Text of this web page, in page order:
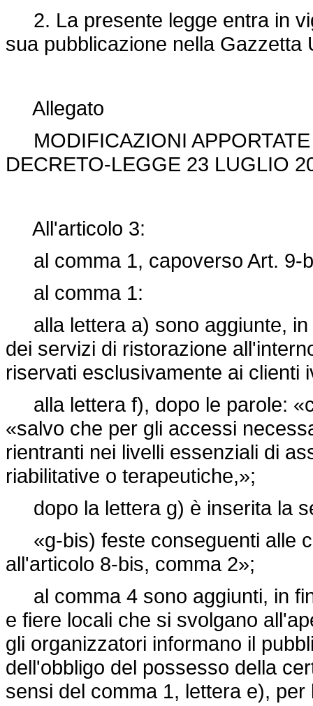
2. La presente legge entra in
sua pubblicazione nella Gazzetta
Allegato
MODIFICAZIONI
DECRETO-LEGGE 23 LUGLIO
All'articolo 3:
al comma 1, capoverso Art. 9-
al comma 1:
alla lettera a) sono aggiunte, in
dei servizi di ristorazione
riservati esclusivamente ai clienti
alla lettera f), dopo le parole:
«salvo che per gli accessi
rientranti nei livelli essenziali di
riabilitative o terapeutiche,»;
dopo la lettera g) è inserita la
«g-bis) feste conseguenti alle
all'articolo 8-bis, comma 2»;
al comma 4 sono aggiunti, in
e fiere locali che si svolgano
gli organizzatori informano il
dell'obbligo del possesso della
sensi del comma 1, lettera e),